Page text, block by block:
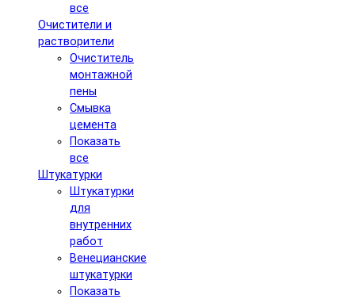
все
Очистители и
растворители
Очиститель
монтажной
пены
Смывка
цемента
Показать
все
Штукатурки
Штукатурки
для
внутренних
работ
Венецианские
штукатурки
Показать